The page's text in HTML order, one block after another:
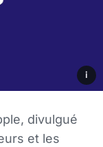
i
divulgué
et les